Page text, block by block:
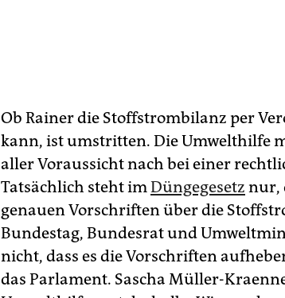
Ob Rainer die Stoffstrombilanz per
kann, ist umstritten. Die Umwelthilfe
aller Voraussicht nach bei einer
Tatsächlich steht imDüngegesetz nur,
genauen Vorschriften über die
Bundestag, Bundesrat und
nicht, dass es die Vorschriften
das Parlament. Sascha Müller-